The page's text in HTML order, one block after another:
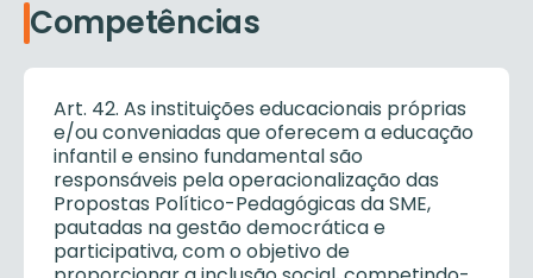
Competências
Art. 42. As instituições educacionais próprias
e/ou conveniadas que oferecem a educação
infantil e ensino fundamental são
responsáveis pela operacionalização das
Propostas Político-Pedagógicas da SME,
pautadas na gestão democrática e
participativa, com o objetivo de